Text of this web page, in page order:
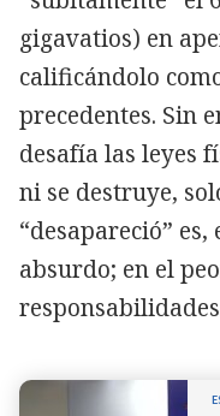
gigavatios) en
calificándolo
precedentes. Sin
desafía las leyes
ni se destruye,
“desapareció”
absurdo; en el